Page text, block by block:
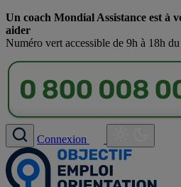
Un coach Mondial Assistance est à
aider
Numéro vert accessible de 9h à 18h
Connexion